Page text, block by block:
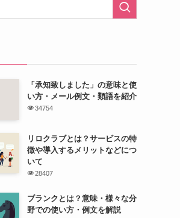
「承知致しました」の意味と使
い方・メール例文・類語を紹介
34754
リロクラブとは？サービスの特
徴や導入するメリットなどにつ
いて
28407
ブランクとは？意味・様々な分
野での使い方・例文を解説